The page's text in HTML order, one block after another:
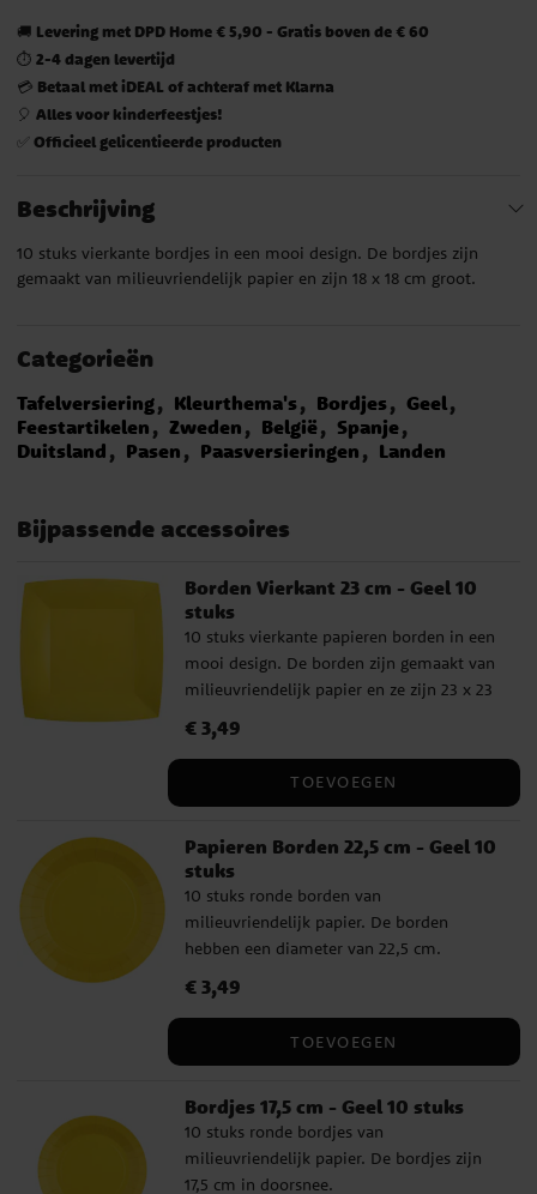
🚚 Levering met DPD Home € 5,90 - Gratis boven de € 60
⏱️ 2-4 dagen levertijd
💳 Betaal met iDEAL of achteraf met Klarna
🎈 Alles voor kinderfeestjes!
✅ Officieel gelicentieerde producten
Beschrijving
10 stuks vierkante bordjes in een mooi design. De bordjes zijn
gemaakt van milieuvriendelijk papier en zijn 18 x 18 cm groot.
Categorieën
Tafelversiering Kleurthema's Bordjes
Geel
Feestartikelen
Zweden België
Spanje
Duitsland
Pasen Paasversieringen Landen
Bijpassende accessoires
Borden Vierkant 23 cm - Geel 10
stuks
10 stuks vierkante papieren borden in een
mooi design. De borden zijn gemaakt van
milieuvriendelijk papier en ze zijn 23 x 23
Prijs:€ 3,49
€ 3,49
TOEVOEGEN
Papieren Borden 22,5 cm - Geel 10
stuks
10 stuks ronde borden van
milieuvriendelijk papier. De borden
hebben een diameter van 22,5 cm.
Prijs:€ 3,49
€ 3,49
TOEVOEGEN
Bordjes 17,5 cm - Geel 10 stuks
10 stuks ronde bordjes van
milieuvriendelijk papier. De bordjes zijn
17,5 cm in doorsnee.